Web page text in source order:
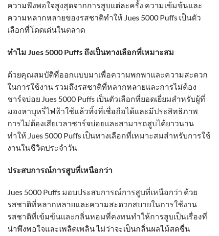
ความพึงพอใจสูงสุดจากการสูบแต่ละครั้ง ความเข้มข้นและ
ความหลากหลายของรสชาติทำให้ Jues 5000 Puffs เป็นตัว
เลือกที่โดดเด่นในตลาด
ทำไม Jues 5000 Puffs ถึงเป็นทางเลือกที่เหมาะสม
ด้วยคุณสมบัติที่ออกแบบมาเพื่อความพกพาและความสะดวก
ในการใช้งาน รวมถึงรสชาติที่หลากหลายและการไม่ต้อง
ชาร์จบ่อย Jues 5000 Puffs เป็นตัวเลือกที่ยอดเยี่ยมสำหรับผู้ที่
มองหาบุหรี่ไฟฟ้าใช้แล้วทิ้งที่เชื่อถือได้และมีประสิทธิภาพ
การไม่ต้องเสียเวลาชาร์จบ่อยและสามารถสูบได้ยาวนาน
ทำให้ Jues 5000 Puffs เป็นทางเลือกที่เหมาะสมสำหรับการใช้
งานในชีวิตประจำวัน
ประสบการณ์การสูบที่เหนือกว่า
Jues 5000 Puffs มอบประสบการณ์การสูบที่เหนือกว่า ด้วย
รสชาติที่หลากหลายและความสะดวกสบายในการใช้งาน
รสชาติที่เข้มข้นและกลิ่นหอมที่คงทนทำให้การสูบเป็นเรื่องที่
น่าพึงพอใจและเพลิดเพลิน ไม่ว่าจะเป็นกลิ่นผลไม้สดชื่น